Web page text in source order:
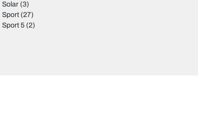
Solar (3)
Sport (27)
Sport 5 (2)